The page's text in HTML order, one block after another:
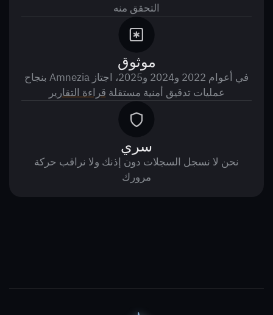
التحقق منه
موثوق
في أعوام 2022 و2024 و2025، اجتاز Amnezia بنجاح
عمليات تدقيق أمنية مستقلة قراءة التقارير
سري
نحن لا نسجل السجلات دون إذنك ولا نراقب حركة
مرورك